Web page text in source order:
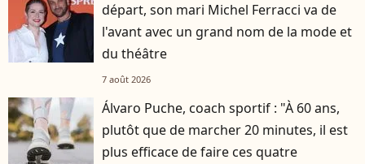
départ, son mari Michel Ferracci va de
l'avant avec un grand nom de la mode et
du théâtre
7 août 2026
Álvaro Puche, coach sportif : "À 60 ans,
plutôt que de marcher 20 minutes, il est
plus efficace de faire ces quatre